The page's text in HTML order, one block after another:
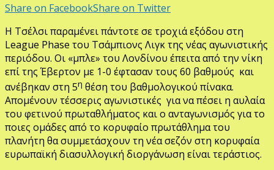
Share on FacebookShare on Twitter
Η Τσέλσι παραμένει πάντοτε σε τροχιά εξόδου στη
League Phase του Τσάμπιονς Λιγκ της νέας αγωνιστικής
περιόδου. Οι «μπλε» του Λονδίνου έπειτα από την νίκη
επί της Έβερτον με 1-0 έφτασαν τους 60 βαθμούς και
ανέβηκαν στη 5η θέση του βαθμολογικού πίνακα.
Απομένουν τέσσερις αγωνιστικές για να πέσει η αυλαία
του φετινού πρωταθλήματος και ο ανταγωνισμός για το
ποιες ομάδες από το κορυφαίο πρωτάθλημα του
πλανήτη θα συμμετάσχουν τη νέα σεζόν στη κορυφαία
ευρωπαϊκή διασυλλογική διοργάνωση είναι τεράστιος.